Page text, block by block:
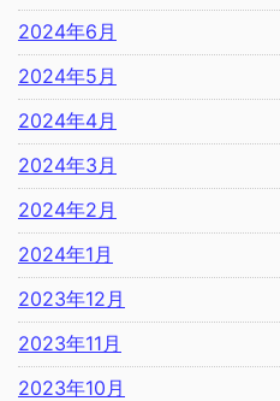
2024年6月
2024年5月
2024年4月
2024年3月
2024年2月
2024年1月
2023年12月
2023年11月
2023年10月